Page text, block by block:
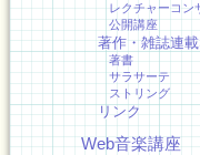
レクチャーコン
公開講座
著作・雑誌連
著書
サラサーテ
ストリング
リンク
Web音楽講座